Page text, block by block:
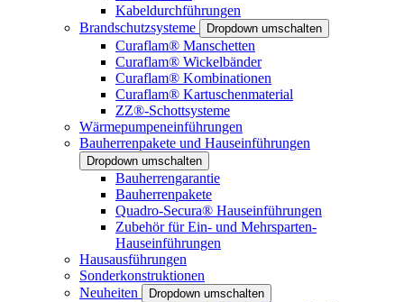
Kabeldurchführungen
Brandschutzsysteme
Dropdown umschalten
Curaflam® Manschetten
Curaflam® Wickelbänder
Curaflam® Kombinationen
Curaflam® Kartuschenmaterial
ZZ®-Schottsysteme
Wärmepumpeneinführungen
Bauherrenpakete und Hauseinführungen
Dropdown umschalten
Bauherrengarantie
Bauherrenpakete
Quadro-Secura® Hauseinführungen
Zubehör für Ein- und Mehrsparten-
Hauseinführungen
Hausausführungen
Sonderkonstruktionen
Neuheiten
Dropdown umschalten